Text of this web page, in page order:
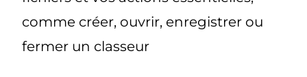
comme créer, ouvrir, enregistrer ou
fermer un classeur